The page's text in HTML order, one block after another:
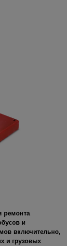
ремонта
и
включительно,
и грузовых